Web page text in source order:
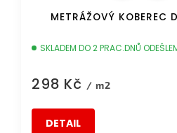
METRÁŽOVÝ KOBEREC
SKLADEM DO 2 PRAC.DNŮ
298 Kč / m2
DETAIL